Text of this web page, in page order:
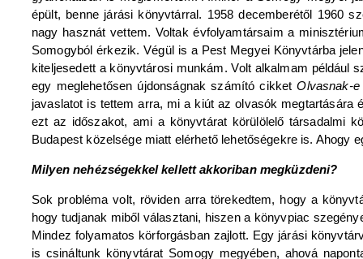
épült, benne járási könyvtárral. 1958 decemberétől 1960
nagy hasznát vettem. Voltak évfolyamtársaim a
Somogyból érkezik. Végül is a Pest Megyei Könyvtárba
kiteljesedett a könyvtárosi munkám. Volt alkalmam például
egy meglehetősen újdonságnak számító cikketOlvasnak-
javaslatot is tettem arra, mi a kiút az olvasók
ezt az időszakot, ami a könyvtárat körülölelő társadalmi
Budapest közelsége miatt elérhető lehetőségekre is.
Milyen nehézségekkel kellett akkoriban megküzdeni?
Sok probléma volt, röviden arra törekedtem, hogy a
hogy tudjanak miből választani, hiszen a könyvpiac
Mindez folyamatos körforgásban zajlott. Egy járási
is csináltunk könyvtárat Somogy megyében, ahová